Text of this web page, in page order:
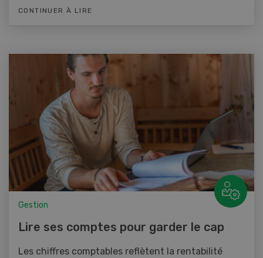
CONTINUER À LIRE
Gestion
Lire ses comptes pour garder le cap
Les chiffres comptables reflètent la rentabilité